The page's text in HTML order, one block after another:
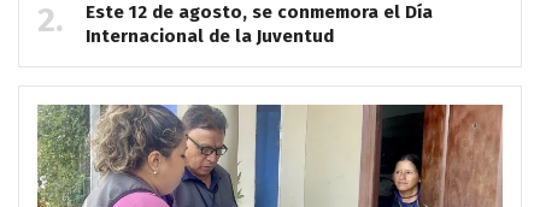
Este 12 de agosto, se conmemora el Día
Internacional de la Juventud